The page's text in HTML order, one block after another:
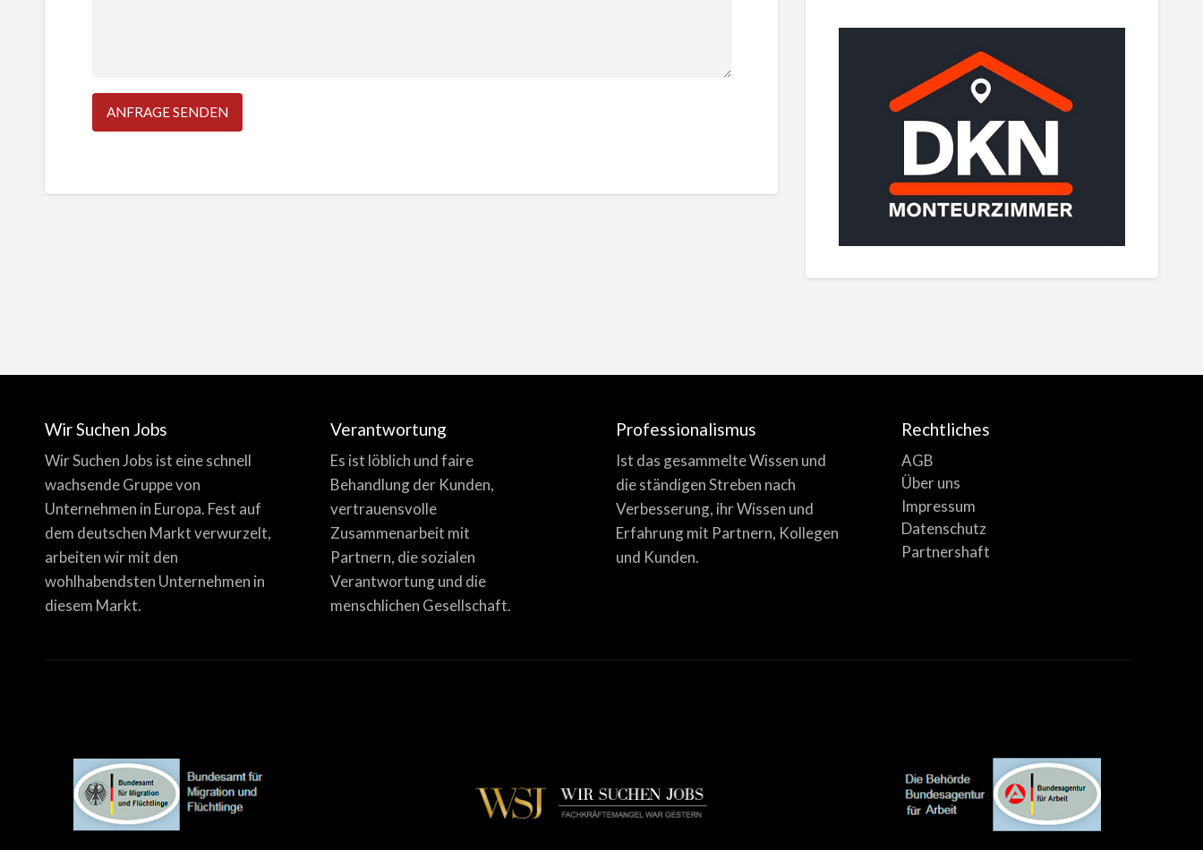
Wir Suchen Jobs
Wir Suchen Jobs ist eine schnell
wachsende Gruppe von
Unternehmen in Europa. Fest auf
dem deutschen Markt verwurzelt,
arbeiten wir mit den
wohlhabendsten Unternehmen in
diesem Markt.
Verantwortung
Es ist löblich und faire
Behandlung der Kunden,
vertrauensvolle
Zusammenarbeit mit
Partnern, die sozialen
Verantwortung und die
menschlichen Gesellschaft.
Professionalismus
Ist das gesammelte Wissen und
die ständigen Streben nach
Verbesserung, ihr Wissen und
Erfahrung mit Partnern, Kollegen
und Kunden.
Rechtliches
AGB
Über uns
Impressum
Datenschutz
Partnershaft